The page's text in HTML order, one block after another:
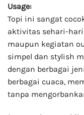
Usage:
Topi ini sangat
aktivitas sehari-
maupun kegiatan
simpel dan stylish
dengan berbagai
berbagai cuaca,
tanpa